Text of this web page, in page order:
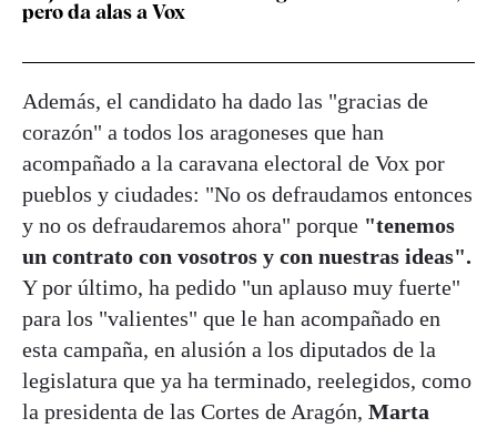
pero da alas a Vox
Además, el candidato ha dado las "gracias de
corazón" a todos los aragoneses que han
acompañado a la caravana electoral de Vox por
pueblos y ciudades: "No os defraudamos entonces
y no os defraudaremos ahora" porque "tenemos
un contrato con vosotros y con nuestras ideas".
Y por último, ha pedido "un aplauso muy fuerte"
para los "valientes" que le han acompañado en
esta campaña, en alusión a los diputados de la
legislatura que ya ha terminado, reelegidos, como
la presidenta de las Cortes de Aragón, Marta